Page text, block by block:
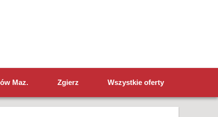
Maz. Zgierz Wszystkie oferty